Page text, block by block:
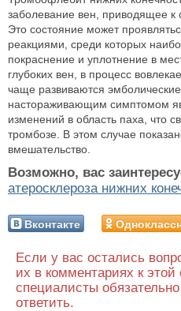
заболевание вен, приводящее к
Это состояние может
реакциями, среди которых
покраснение и уплотнение в
глубоких вен, в процесс
чаще развиваются
настораживающим симптомом
изменений в область паха, что
тромбозе. В этом случае
вмешательство.
Возможно, вас
атеросклероза нижних
Вконтакте
Если у вас остались
их в комментариях к
специалисты
ответить.